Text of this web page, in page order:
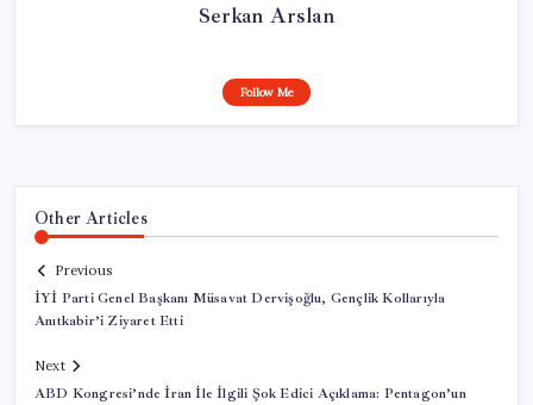
Serkan Arslan
Follow Me
Other Articles
Previous
İYİ Parti Genel Başkanı Müsavat Dervişoğlu, Gençlik Kollarıyla
Anıtkabir’i Ziyaret Etti
Next
ABD Kongresi’nde İran İle İlgili Şok Edici Açıklama: Pentagon’un